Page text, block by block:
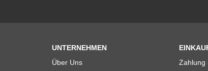
UNTERNEHMEN
Über Uns
Zahlung